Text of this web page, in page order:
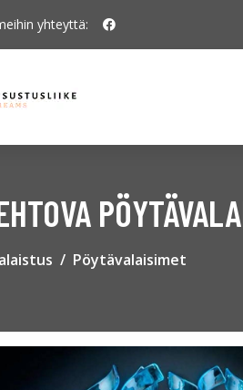
yhteyttä:
Pöytävalaisimet